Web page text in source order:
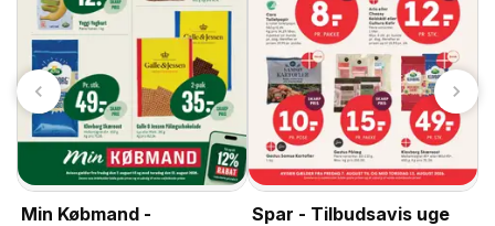
Min Købmand -
Spar - Tilbudsavis uge